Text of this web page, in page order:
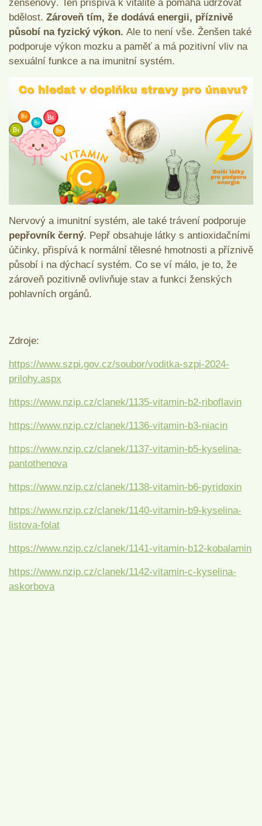
ženšenový. Ten přispívá k vitalitě a pomáhá udržovat
bdělost. Zároveň tím, že dodává energii, příznivě
působí na fyzický výkon. Ale to není vše. Ženšen také
podporuje výkon mozku a paměť a má pozitivní vliv na
sexuální funkce a na imunitní systém.
Nervový a imunitní systém, ale také trávení podporuje
pepřovník černý. Pepř obsahuje látky s antioxidačními
účinky, přispívá k normální tělesné hmotnosti a příznivě
působí i na dýchací systém. Co se ví málo, je to, že
zároveň pozitivně ovlivňuje stav a funkci ženských
pohlavních orgánů.
Zdroje:
https://www.szpi.gov.cz/soubor/voditka-szpi-2024-
prilohy.aspx
https://www.nzip.cz/clanek/1135-vitamin-b2-riboflavin
https://www.nzip.cz/clanek/1136-vitamin-b3-niacin
https://www.nzip.cz/clanek/1137-vitamin-b5-kyselina-
pantothenova
https://www.nzip.cz/clanek/1138-vitamin-b6-pyridoxin
https://www.nzip.cz/clanek/1140-vitamin-b9-kyselina-
listova-folat
https://www.nzip.cz/clanek/1141-vitamin-b12-kobalamin
https://www.nzip.cz/clanek/1142-vitamin-c-kyselina-
askorbova